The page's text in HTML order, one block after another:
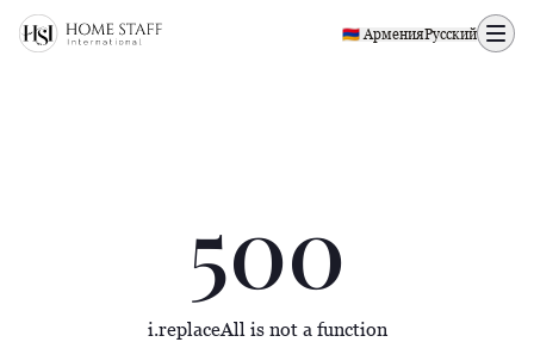
500 page
🇦🇲 АрменияРусский
500
i.replaceAll is not a function